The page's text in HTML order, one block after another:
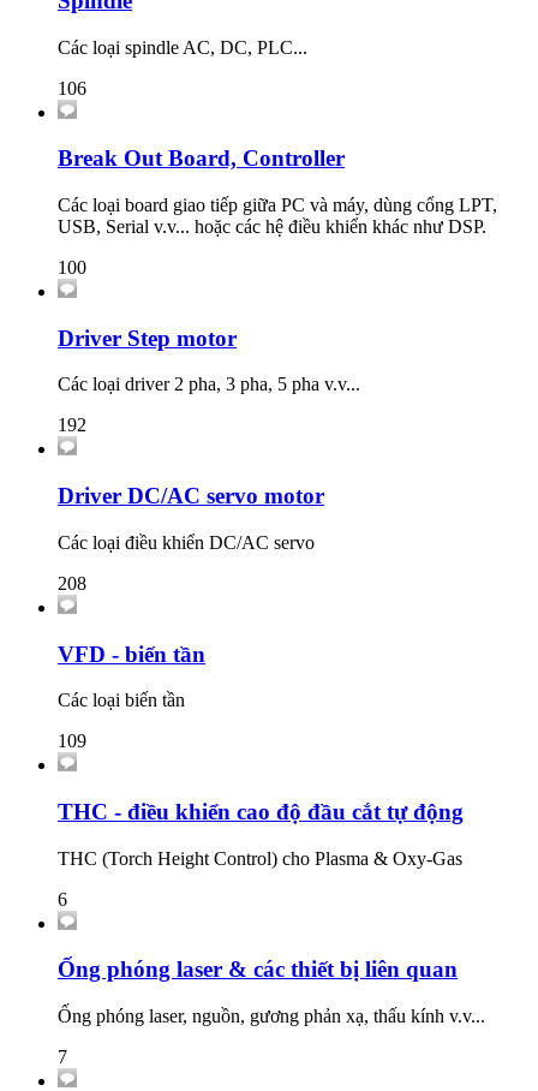
Các loại spindle AC, DC, PLC...
106
Break Out Board, Controller
Các loại board giao tiếp giữa PC và máy, dùng cổng LPT,
USB, Serial v.v... hoặc các hệ điều khiển khác như DSP.
100
Driver Step motor
Các loại driver 2 pha, 3 pha, 5 pha v.v...
192
Driver DC/AC servo motor
Các loại điều khiển DC/AC servo
208
VFD - biến tần
Các loại biến tần
109
THC - điều khiển cao độ đầu cắt tự động
THC (Torch Height Control) cho Plasma & Oxy-Gas
6
Ống phóng laser & các thiết bị liên quan
Ống phóng laser, nguồn, gương phản xạ, thấu kính v.v...
7